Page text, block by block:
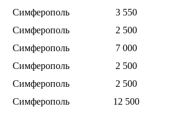
Симферополь 3 550
Симферополь 2 500
Симферополь 7 000
Симферополь 2 500
Симферополь 2 500
Симферополь 12 500